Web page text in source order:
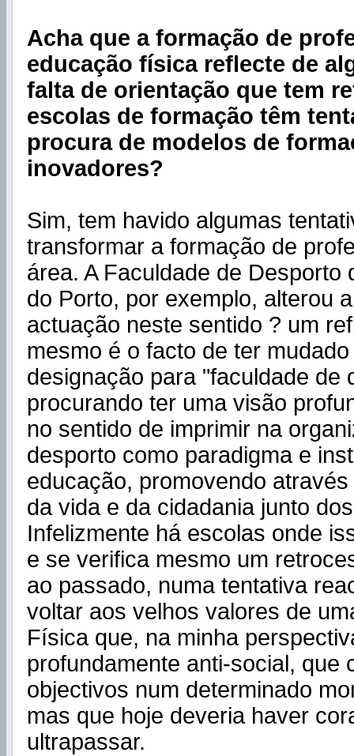
Acha que a formação de
educação física reflecte de
falta de orientação que tem
escolas de formação têm
procura de modelos de
inovadores?
Sim, tem havido algumas
transformar a formação de
área. A Faculdade de Desporto
do Porto, por exemplo, alterou
actuação neste sentido ? um
mesmo é o facto de ter
designação para "faculdade de
procurando ter uma visão
no sentido de imprimir na
desporto como paradigma e
educação, promovendo
da vida e da cidadania junto
Infelizmente há escolas onde
e se verifica mesmo um
ao passado, numa tentativa
voltar aos velhos valores de
Física que, na minha
profundamente anti-social, que
objectivos num determinado
mas que hoje deveria haver
ultrapassar.